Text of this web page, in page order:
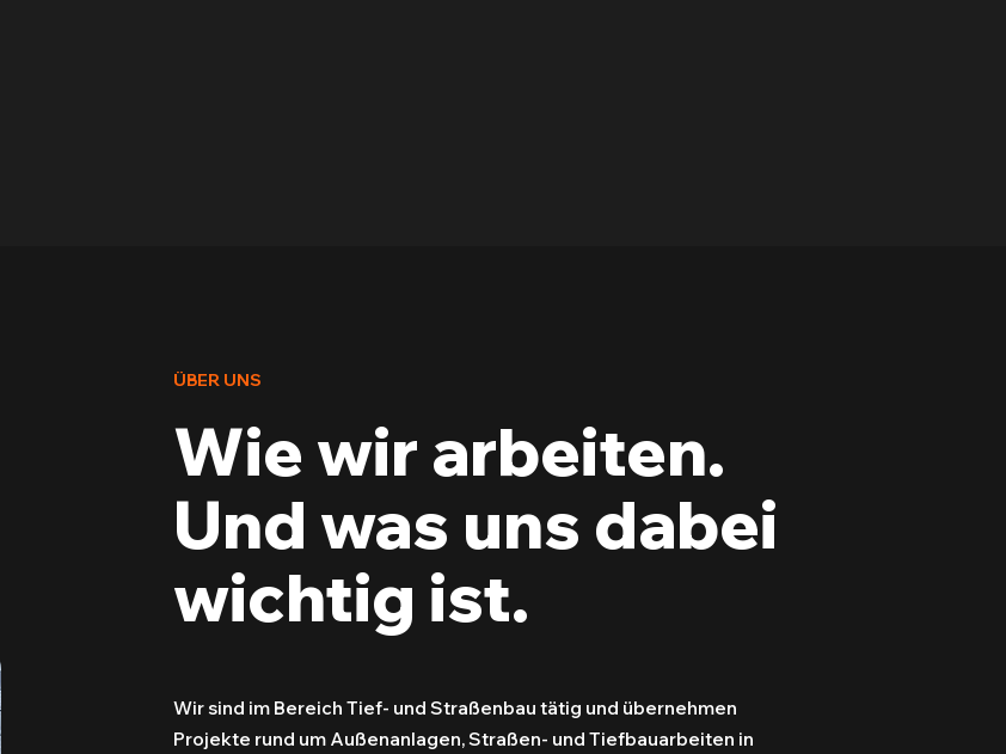
ÜBER UNS
Wie wir arbeiten.
Und was uns dabei
wichtig ist.
Wir sind im Bereich Tief- und Straßenbau tätig und übernehmen
Projekte rund um Außenanlagen, Straßen- und Tiefbauarbeiten in